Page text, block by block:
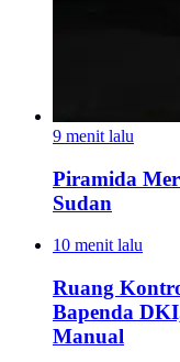
9 menit lalu
Piramida
Sudan
10 menit lalu
Ruang
Bapenda
Manual